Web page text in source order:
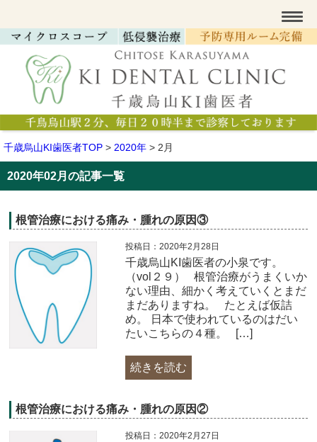
千歳烏山KI歯医者TOP > 2020年 > 2月
2020年02月の記事一覧
根管治療における痛み・腫れの原因③
投稿日：2020年2月28日
千歳烏山KI歯医者の小泉です。
（vol２９） 根管治療がうまくいか
ない理由、細かく考えていくとまだ
まだありますね。 たとえば仮詰
め。 日本で使われているのはだい
たいこちらの４種。 […]
続きを読む
根管治療における痛み・腫れの原因②
投稿日：2020年2月27日